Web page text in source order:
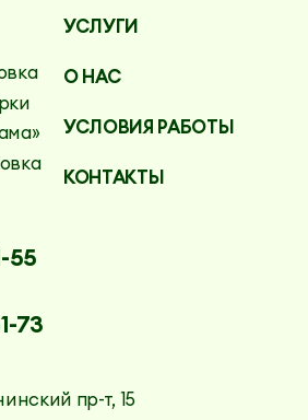
УСЛУГИ
О НАС
УСЛОВИЯ РАБОТЫ
КОНТАКТЫ
55
73
пр-т, 15